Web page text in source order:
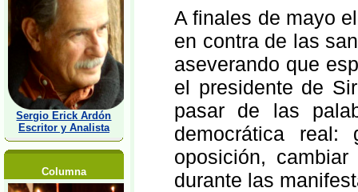
Sergio Erick Ardón
Escritor y Analista
Columna
A finales de mayo
en contra de las
aseverando que
el presidente de
pasar de las
democrática
oposición,
durante las